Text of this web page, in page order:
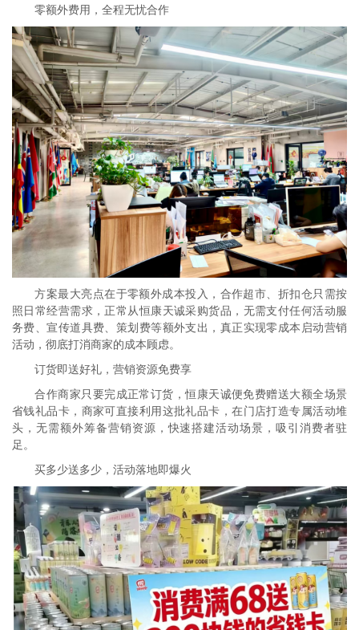
零额外费用，全程无忧合作
方案最大亮点在于零额外成本投入，合作超市、折扣仓只需按
照日常经营需求，正常从恒康天诚采购货品，无需支付任何活动服
务费、宣传道具费、策划费等额外支出，真正实现零成本启动营销
活动，彻底打消商家的成本顾虑。
订货即送好礼，营销资源免费享
合作商家只要完成正常订货，恒康天诚便免费赠送大额全场景
省钱礼品卡，商家可直接利用这批礼品卡，在门店打造专属活动堆
头，无需额外筹备营销资源，快速搭建活动场景，吸引消费者驻
足。
买多少送多少，活动落地即爆火